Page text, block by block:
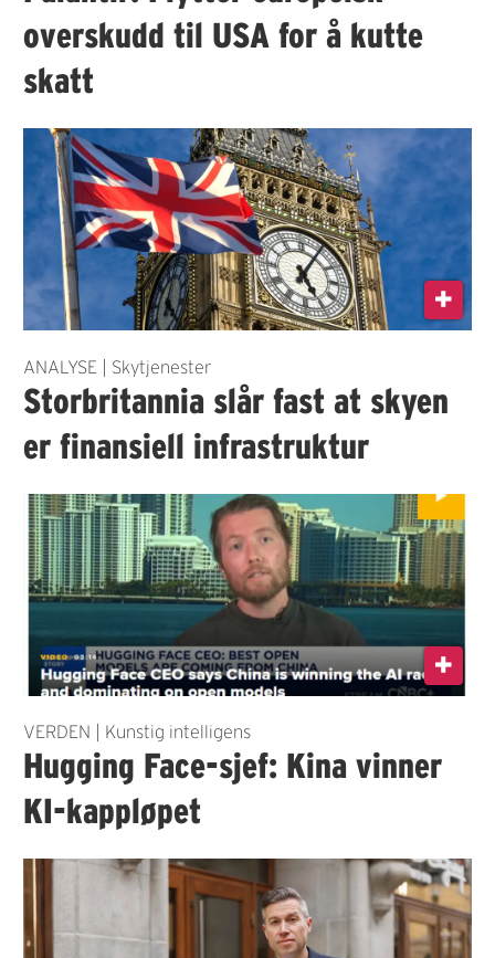
overskudd til USA for å kutte
skatt
ANALYSE | Skytjenester
Storbritannia slår fast at skyen
er finansiell infrastruktur
VERDEN | Kunstig intelligens
Hugging Face-sjef: Kina vinner
KI-kappløpet